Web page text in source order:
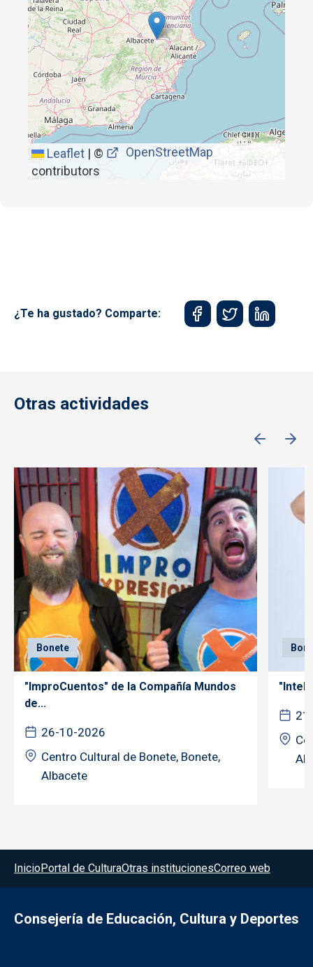
Leaflet | ©
OpenStreetMap
contributors
¿Te ha gustado? Comparte:
Otras actividades
Bonete
"ImproCuentos" de la Compañía Mundos
de...
26-10-2026
Centro Cultural de Bonete, Bonete,
Albacete
Menú del pie
InicioPortal de CulturaOtras institucionesCorreo web
Consejería de Educación, Cultura y Deportes